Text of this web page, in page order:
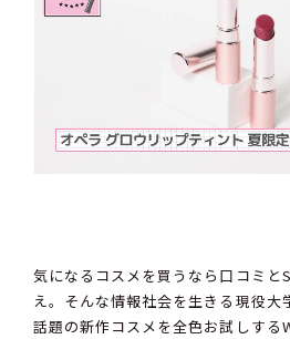
気になるコスメを買うなら口コミと
え。そんな情報社会を生きる現役大
話題の新作コスメを全色お試しする